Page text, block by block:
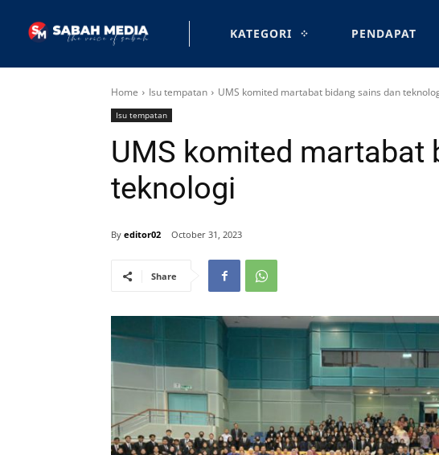
KATEGORI PENDAPAT
Home Isu tempatan UMS komited martabat bidang sains dan
Isu tempatan
UMS komited martabat
teknologi
By editor02 October 31, 2023
Share